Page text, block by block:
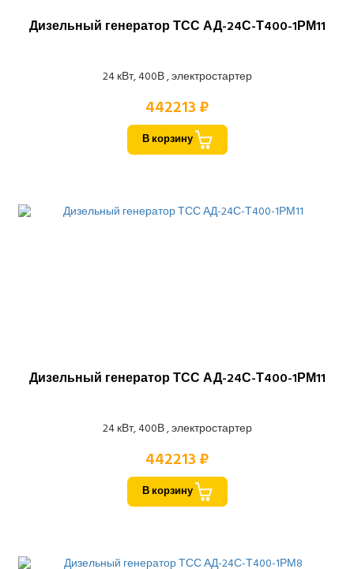
Дизельный генератор ТСС АД-24С-Т400-1РМ11
24 кВт, 400В , электростартер
442213 ₽
В корзину
Дизельный генератор ТСС АД-24С-Т400-1РМ11
24 кВт, 400В , электростартер
442213 ₽
В корзину